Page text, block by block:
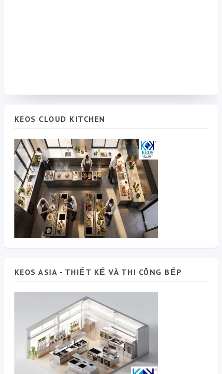
KEOS CLOUD KITCHEN
KEOS ASIA - THIẾT KẾ VÀ THI CÔNG BẾP